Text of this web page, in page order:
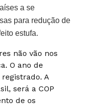
a se
para redução de
estufa.
não vão nos
O ano de
A
será a COP
de os